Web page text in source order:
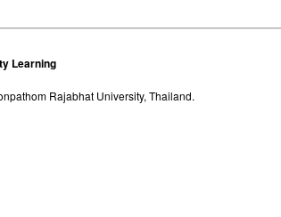
Learning
Rajabhat University, Thailand.